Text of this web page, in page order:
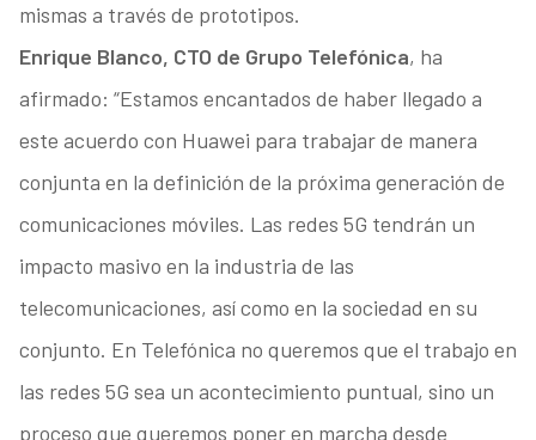
mismas a través de prototipos.
Enrique Blanco, CTO de Grupo Telefónica, ha
afirmado: “Estamos encantados de haber llegado a
este acuerdo con Huawei para trabajar de manera
conjunta en la definición de la próxima generación de
comunicaciones móviles. Las redes 5G tendrán un
impacto masivo en la industria de las
telecomunicaciones, así como en la sociedad en su
conjunto. En Telefónica no queremos que el trabajo en
las redes 5G sea un acontecimiento puntual, sino un
proceso que queremos poner en marcha desde